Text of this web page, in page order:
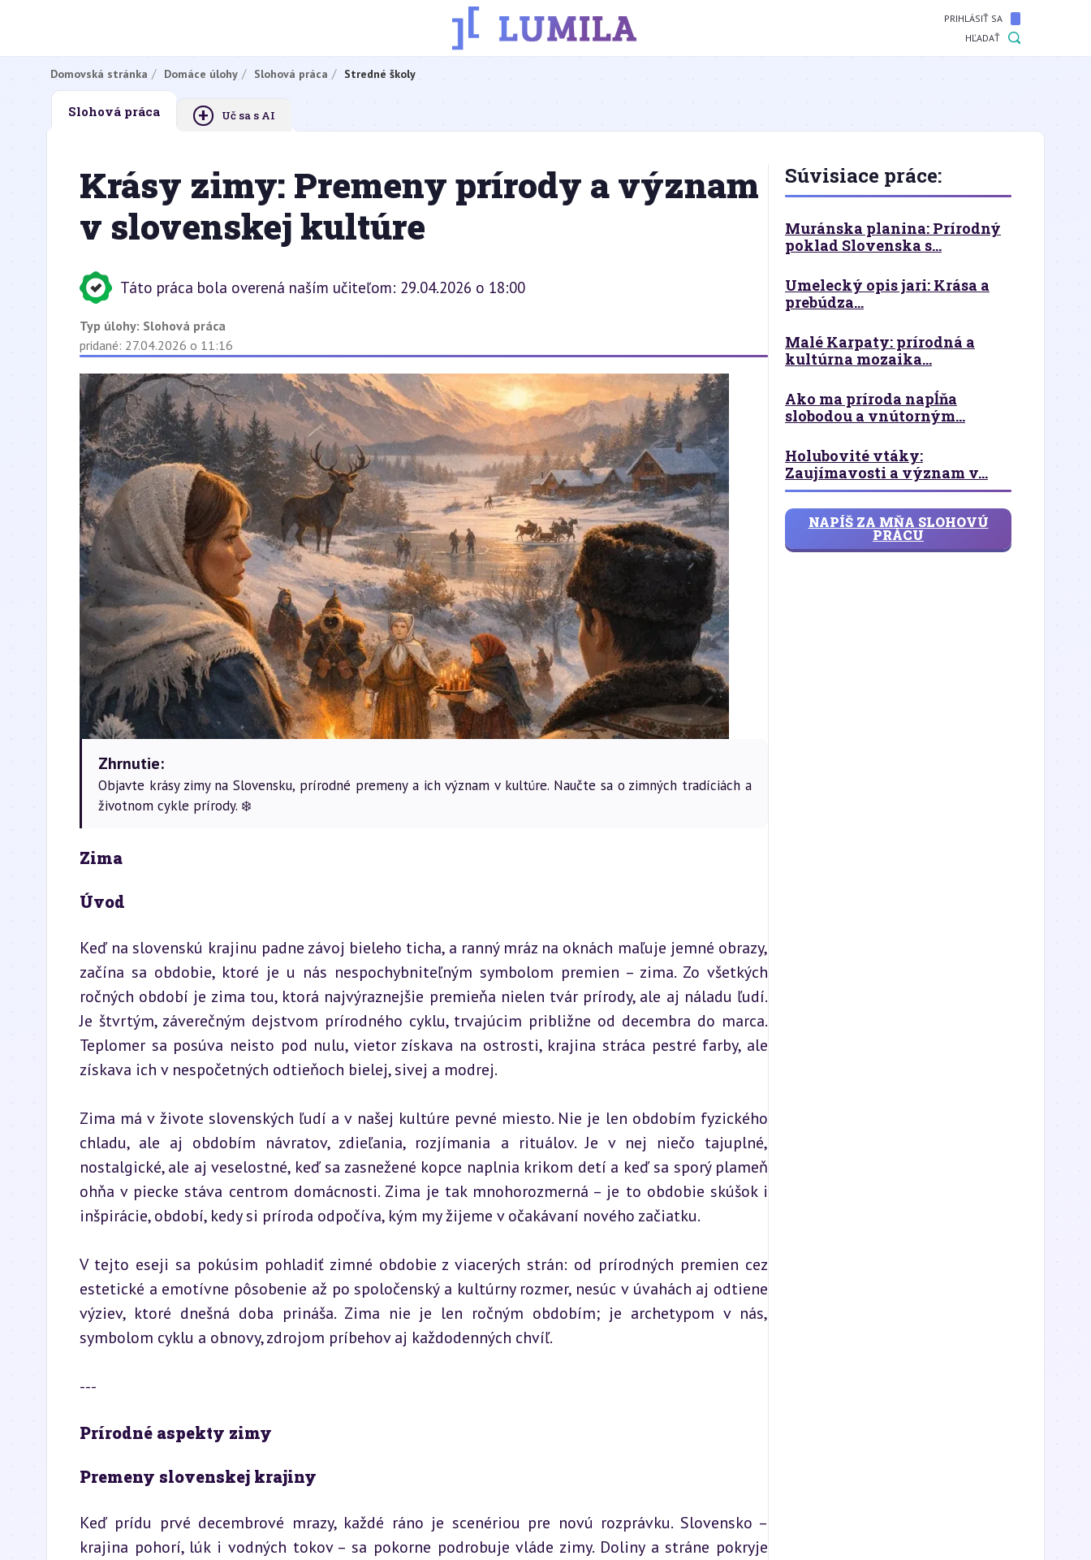
PRIHLÁSIŤ SA
HĽADAŤ
Domovská stránka Domáce úlohy Slohová práca Stredné školy
Slohová práca + Uč sa s AI
Krásy zimy: Premeny prírody a význam
v slovenskej kultúre
Táto práca bola overená naším učiteľom: 29.04.2026 o 18:00
Typ úlohy: Slohová práca
pridané: 27.04.2026 o 11:16
Zhrnutie:
Objavte krásy zimy na Slovensku, prírodné premeny a ich význam v kultúre. Naučte sa o zimných tradíciách a
životnom cykle prírody. ❄️
Zima
Úvod
Keď na slovenskú krajinu padne závoj bieleho ticha, a ranný mráz na oknách maľuje jemné obrazy,
začína sa obdobie, ktoré je u nás nespochybniteľným symbolom premien – zima. Zo všetkých
ročných období je zima tou, ktorá najvýraznejšie premieňa nielen tvár prírody, ale aj náladu ľudí.
Je štvrtým, záverečným dejstvom prírodného cyklu, trvajúcim približne od decembra do marca.
Teplomer sa posúva neisto pod nulu, vietor získava na ostrosti, krajina stráca pestré farby, ale
získava ich v nespočetných odtieňoch bielej, sivej a modrej.
Zima má v živote slovenských ľudí a v našej kultúre pevné miesto. Nie je len obdobím fyzického
chladu, ale aj obdobím návratov, zdieľania, rozjímania a rituálov. Je v nej niečo tajuplné,
nostalgické, ale aj veselostné, keď sa zasnežené kopce naplnia krikom detí a keď sa sporý plameň
ohňa v piecke stáva centrom domácnosti. Zima je tak mnohorozmerná – je to obdobie skúšok i
inšpirácie, období, kedy si príroda odpočíva, kým my žijeme v očakávaní nového začiatku.
V tejto eseji sa pokúsim pohladiť zimné obdobie z viacerých strán: od prírodných premien cez
estetické a emotívne pôsobenie až po spoločenský a kultúrny rozmer, nesúc v úvahách aj odtiene
výziev, ktoré dnešná doba prináša. Zima nie je len ročným obdobím; je archetypom v nás,
symbolom cyklu a obnovy, zdrojom príbehov aj každodenných chvíľ.
---
Prírodné aspekty zimy
Premeny slovenskej krajiny
Keď prídu prvé decembrové mrazy, každé ráno je scenériou pre novú rozprávku. Slovensko –
krajina pohorí, lúk i vodných tokov – sa pokorne podrobuje vláde zimy. Doliny a stráne pokryje
Súvisiace práce:
Muránska planina: Prírodný
poklad Slovenska s...
Umelecký opis jari: Krása a
prebúdza...
Malé Karpaty: prírodná a
kultúrna mozaika...
Ako ma príroda napĺňa
slobodou a vnútorným...
Holubovité vtáky:
Zaujímavosti a význam v...
NAPÍŠ ZA MŇA SLOHOVÚ
PRÁCU